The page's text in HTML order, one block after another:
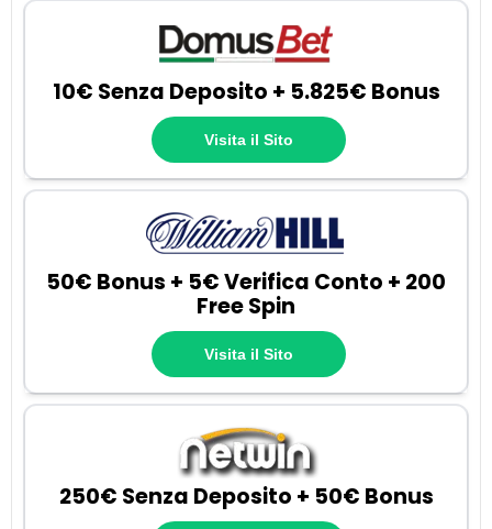
10€ Senza Deposito + 5.825€ Bonus
Visita il Sito
50€ Bonus + 5€ Verifica Conto + 200
Free Spin
Visita il Sito
250€ Senza Deposito + 50€ Bonus